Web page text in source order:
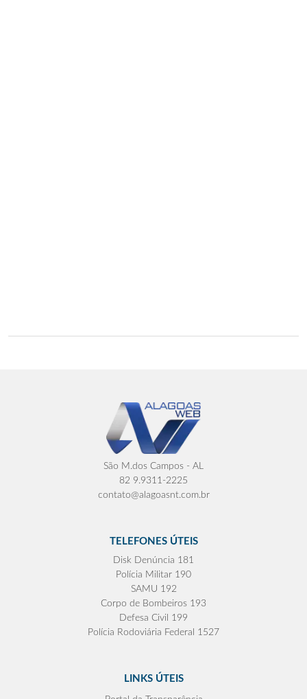
São M.dos Campos - AL
82 9.9311-2225
contato@alagoasnt.com.br
TELEFONES ÚTEIS
Disk Denúncia 181
Polícia Militar 190
SAMU 192
Corpo de Bombeiros 193
Defesa Civil 199
Polícia Rodoviária Federal 1527
LINKS ÚTEIS